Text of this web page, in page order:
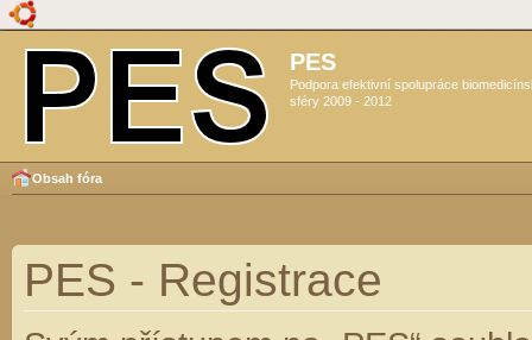
PES
Podpora efektivní spolupráce
sféry 2009 - 2012
Obsah fóra
PES - Registrace